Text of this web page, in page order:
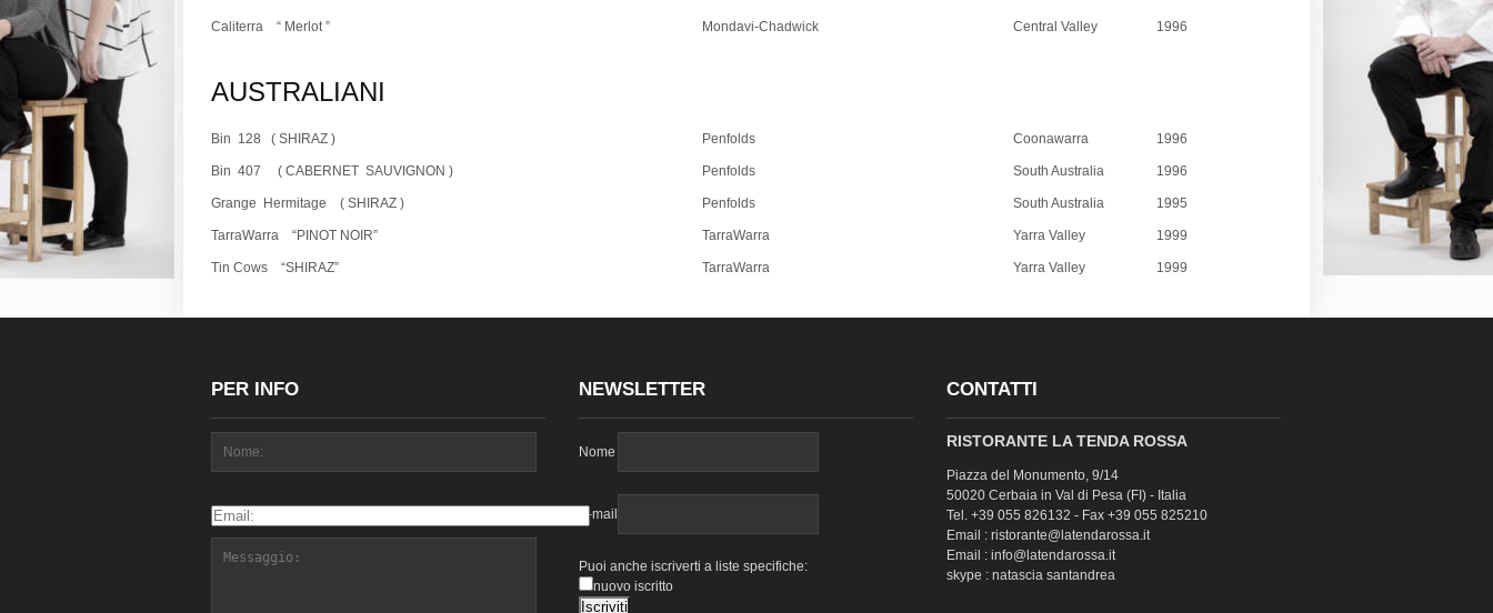
Caliterra “ Merlot ” Mondavi-Chadwick Central Valley 1996
AUSTRALIANI
Bin 128 ( SHIRAZ ) Penfolds Coonawarra 1996
Bin 407 ( CABERNET SAUVIGNON ) Penfolds South Australia 1996
Grange Hermitage ( SHIRAZ ) Penfolds South Australia 1995
TarraWarra “PINOT NOIR” TarraWarra Yarra Valley 1999
Tin Cows “SHIRAZ” TarraWarra Yarra Valley 1999
PER INFO NEWSLETTER
Nome
E-mail
Puoi anche iscriverti a liste specifiche:
nuovo iscritto
CONTATTI
RISTORANTE LA TENDA ROSSA
Piazza del Monumento, 9/14
50020 Cerbaia in Val di Pesa (FI) - Italia
Tel. +39 055 826132 - Fax +39 055 825210
Email : ristorante@latendarossa.it
Email : info@latendarossa.it
skype : natascia santandrea